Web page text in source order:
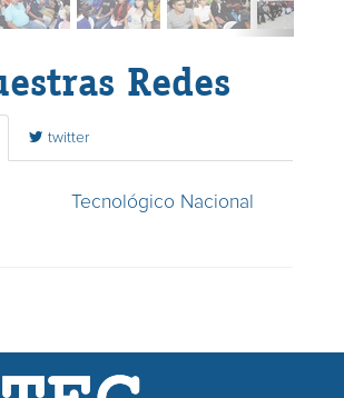
Redes
twitter
Tecnológico Nacional